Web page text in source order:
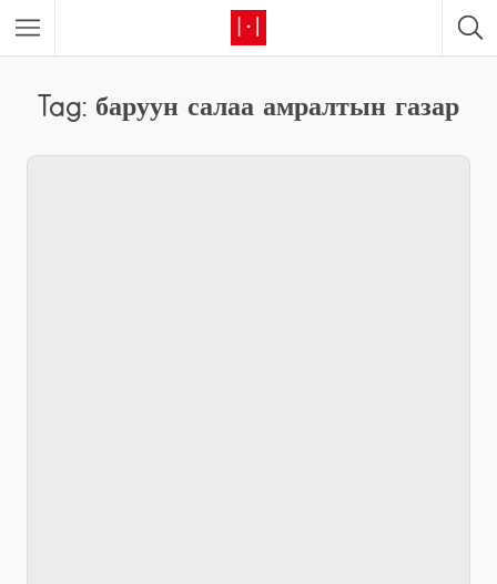
Tag: баруун салаа амралтын газар